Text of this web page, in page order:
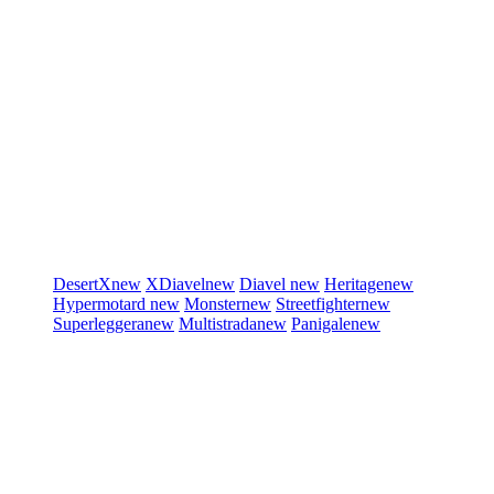
DesertXnew XDiavelnew Diavel new Heritagenew
Hypermotard new Monsternew Streetfighternew
Superleggeranew Multistradanew Panigalenew